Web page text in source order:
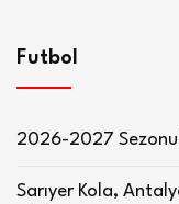
Futbol
2026-2027 Sezonu
Sarıyer Kola,